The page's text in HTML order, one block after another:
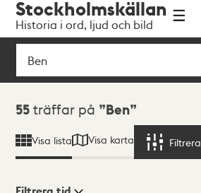
navigationen
huvudinnehållet
Stockholmskällan
Historia i ord, ljud och bild
Sök
Sökresultat
55 träffar på Ben
Visa lista Visa karta Filtrera